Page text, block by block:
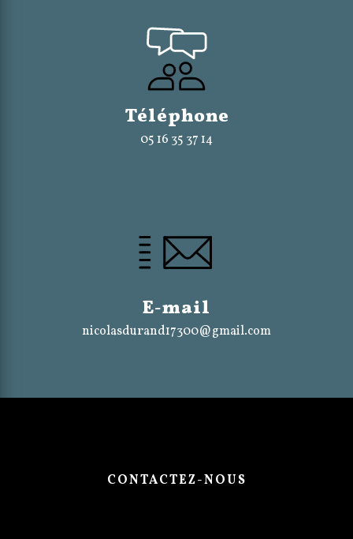
Téléphone
05 16 35 37 14
E-mail
nicolasdurand17300@gmail.com
CONTACTEZ-NOUS